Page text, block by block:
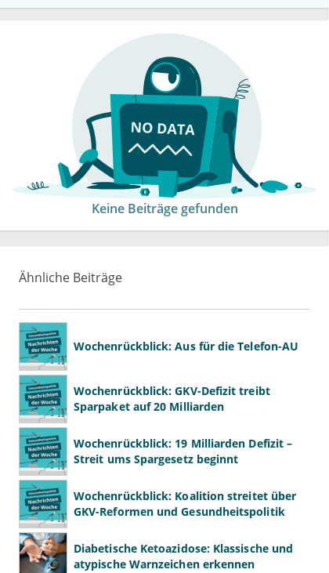
Keine Beiträge gefunden
Ähnliche Beiträge
Wochenrückblick: Aus für die Telefon-AU
Wochenrückblick: GKV-Defizit treibt
Sparpaket auf 20 Milliarden
Wochenrückblick: 19 Milliarden Defizit –
Streit ums Spargesetz beginnt
Wochenrückblick: Koalition streitet über
GKV-Reformen und Gesundheitspolitik
Diabetische Ketoazidose: Klassische und
atypische Warnzeichen erkennen